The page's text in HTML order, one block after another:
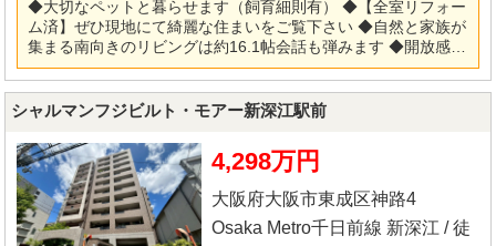
◆大切なペットと暮らせます（飼育細則有） ◆【全室リフォー
ム済】ぜひ現地にて綺麗な住まいをご覧下さい ◆自然と家族が
集まる南向きのリビングは約16.1帖会話も弾みます ◆開放感と
一体感が増す人気の対面キッチン採用 ◆食洗機×浴室暖房乾燥
機完備 ◆便利な全居室収納スペース付 ◆玄関横には便利なトラ
ンクルーム有 ◆1住戸1台駐車場確保（2，500円～12，000円）
キッチン・ユニットバス・洗面化粧台・トイレ新調 ◎フローリ
ング・クロス・クッションフロア張替 ◎建具新調・ハウスクリ
ーニング他 ※当社ではネットで他社様が広告している物件も同
時に紹介・案内可能です。 併せて内覧を希望される際は、物件
名を担当者までお申し付け下さい。
シャルマンフジビルト・モアー新深江駅前
4,298万円
大阪府大阪市東成区神路4
Osaka Metro千日前線 新深江 / 徒